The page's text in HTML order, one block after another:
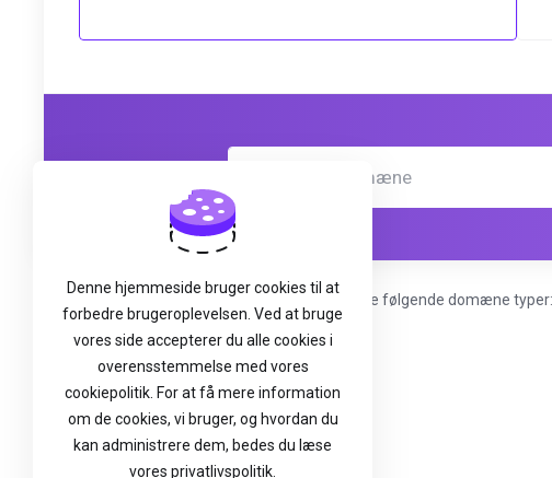
* Gratis domæne registrering kan benyttes på de følgende domæne typer:
Denne hjemmeside bruger cookies til at
forbedre brugeroplevelsen. Ved at bruge
vores side accepterer du alle cookies i
overensstemmelse med vores
cookiepolitik. For at få mere information
om de cookies, vi bruger, og hvordan du
kan administrere dem, bedes du læse
vores privatlivspolitik.